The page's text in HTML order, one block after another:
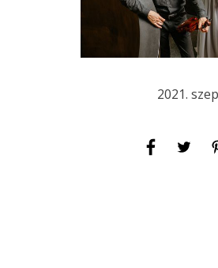
2021.